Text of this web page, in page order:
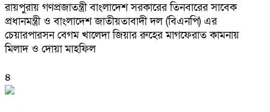
রায়পুরায় গণপ্রজাতন্ত্রী বাংলাদেশ সরকারের তিনবারের সাবেক
প্রধানমন্ত্রী ও বাংলাদেশ জাতীয়তাবাদী দল (বিএনপি) এর
চেয়ারপারসন বেগম খালেদা জিয়ার রুহের মাগফেরাত কামনায়
মিলাদ ও দোয়া মাহফিল
৪